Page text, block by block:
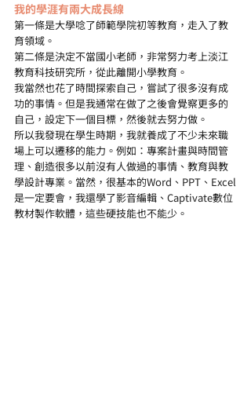
我的學涯有兩大成長線
第一條是大學唸了師範學院初等教育，走入了教
育領域。
第二條是決定不當國小老師，非常努力考上淡江
教育科技研究所，從此離開小學教育。
我當然也花了時間探索自己，嘗試了很多沒有成
功的事情。但是我通常在做了之後會覺察更多的
自己，設定下一個目標，然後就去努力做。
所以我發現在學生時期，我就養成了不少未來職
場上可以遷移的能力。例如：專案計畫與時間管
理、創造很多以前沒有人做過的事情、教育與教
學設計專業。當然，很基本的Word、PPT、Excel
是一定要會，我還學了影音編輯、Captivate數位
教材製作軟體，這些硬技能也不能少。